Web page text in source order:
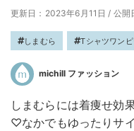
更新日：2023年6月11日 / 公開
しまむら Tシャツワン
michill ファッション
しまむらには着痩せ効
♡なかでもゆったりサ